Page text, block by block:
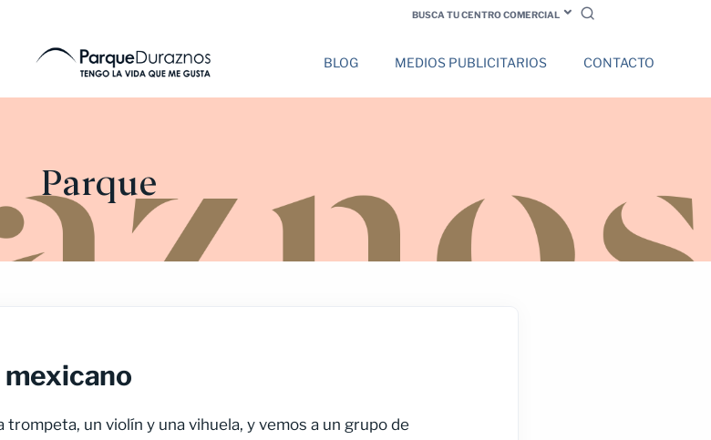
BUSCA TU CENTRO COMERCIAL
BLOG MEDIOS PUBLICITARIOS CONTACTO
Parque
trompeta, un violín y una vihuela, y vemos a un grupo de